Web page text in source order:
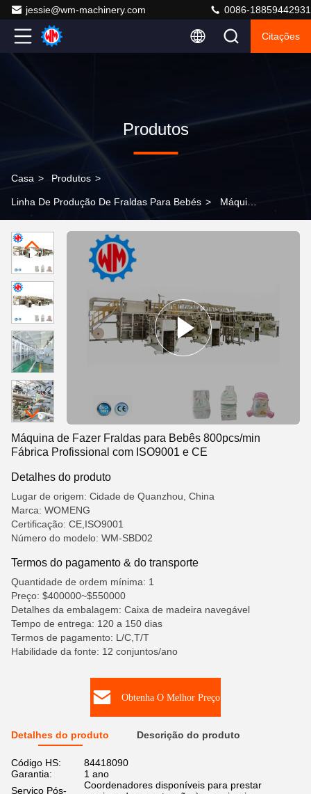
jessie@wm-machinery.com 0086-18859442931
Citações
Produtos
Casa > Produtos >
Linha De Produção De Fraldas Para Bebés > Máquina
Profissional com ISO9001 e CE
Máquina de Fazer Fraldas para Bebês 800pcs/min
Fábrica Profissional com ISO9001 e CE
Detalhes do produto
Lugar de origem: Cidade de Quanzhou, China
Marca: WOMENG
Certificação: CE,ISO9001
Número do modelo: WM-SBD02
Termos do pagamento & do transporte
Quantidade de ordem mínima: 1
Preço: $400000~$550000
Detalhes da embalagem: Caixa de madeira navegável
Tempo de entrega: 120 a 150 dias
Termos de pagamento: L/C,T/T
Habilidade da fonte: 12 conjuntos/ano
Obtenha O Melhor Preço
Detalhes do produto Descrição do produto
Código HS:
84418090
Garantia:
1 ano
Serviço Pós-
Coordenadores disponíveis para prestar